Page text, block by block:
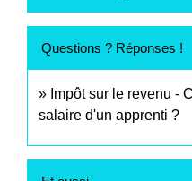
Questions ? Réponses !
Impôt sur le revenu -
salaire d'un apprenti ?